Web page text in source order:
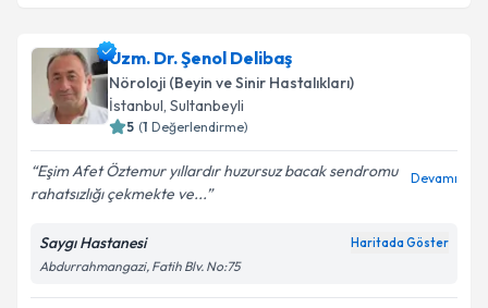
Uzm. Dr. Şenol Delibaş
Nöroloji (Beyin ve Sinir Hastalıkları)
İstanbul, Sultanbeyli
5 (1 Değerlendirme)
Eşim Afet Öztemur yıllardır huzursuz bacak sendromu
rahatsızlığı çekmekte ve...
Devamı
Saygı Hastanesi Haritada Göster
Abdurrahmangazi, Fatih Blv. No:75